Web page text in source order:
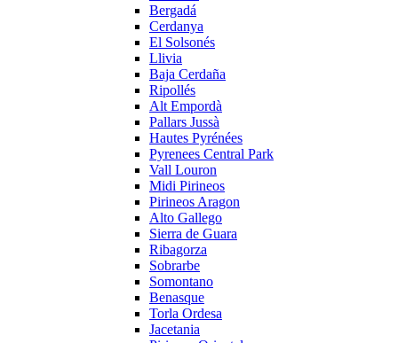
Bergadá
Cerdanya
El Solsonés
Llivia
Baja Cerdaña
Ripollés
Alt Empordà
Pallars Jussà
Hautes Pyrénées
Pyrenees Central Park
Vall Louron
Midi Pirineos
Pirineos Aragon
Alto Gallego
Sierra de Guara
Ribagorza
Sobrarbe
Somontano
Benasque
Torla Ordesa
Jacetania